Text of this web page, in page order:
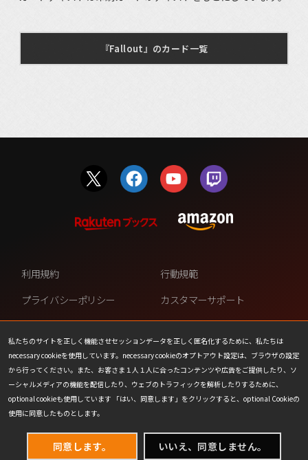
『Fallout』のカード一覧
私たちのサイトを正しく機能させセッションデータを正しく匿名化するために、私たちは
necessary cookieを使用しています。necessary cookieのオプトアウト設定は、ブラウザの設定
から行ってください。また、お客さま１人１人に合ったコンテンツや広告をご提供したり、ソ
ーシャルメディアの機能を配信したり、ウェブのトラフィックを解析したりするために、
optional cookieも使用しています 「はい、同意します」をクリックすると、optional Cookieの
使用に同意したものとします。
同意します。 いいえ、同意しません。
利用規約
行動規範
プライバシーポリシー
カスタマーサポート
ファンコンテンツ・ポリシー
個人情報の販売や共有を許可し
ない
COOKIE
プレスリリース
会社情報
お問い合わせ